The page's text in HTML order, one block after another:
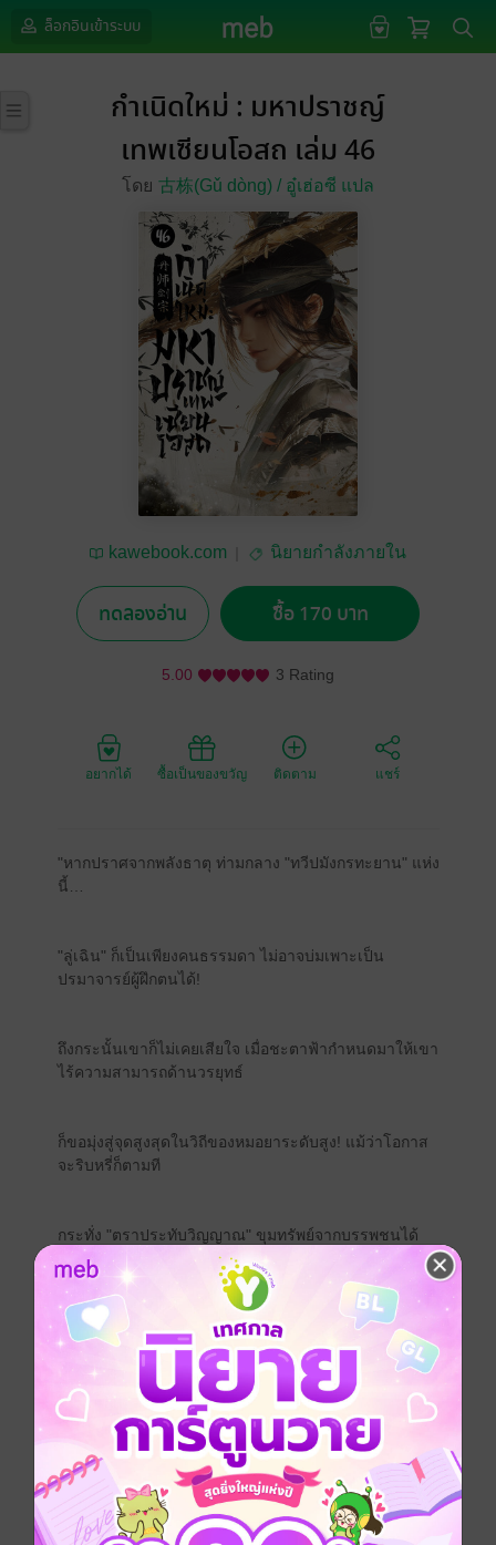
ล็อกอินเข้าระบบ
กำเนิดใหม่ : มหาปราชญ์
เทพเซียนโอสถ เล่ม 46
โดย 古栋(Gǔ dòng) / อู๋เฮ่อซี แปล
kawebook.com นิยายกำลังภายใน
ทดลองอ่าน ซื้อ 170 บาท
5.00 3 Rating
อยากได้ ซื้อเป็นของขวัญ ติดตาม แชร์
"หากปราศจากพลังธาตุ ท่ามกลาง "ทวีปมังกรทะยาน" แห่ง
นี้…
"ลู่เฉิน" ก็เป็นเพียงคนธรรมดา ไม่อาจบ่มเพาะเป็น
ปรมาจารย์ผู้ฝึกตนได้!
ถึงกระนั้นเขาก็ไม่เคยเสียใจ เมื่อชะตาฟ้ากำหนดมาให้เขา
ไร้ความสามารถด้านวรยุทธ์
ก็ขอมุ่งสู่จุดสูงสุดในวิถีของหมอยาระดับสูง! แม้ว่าโอกาส
จะริบหรี่ก็ตามที
กระทั่ง "ตราประทับวิญญาณ" ขุมทรัพย์จากบรรพชนได้
เข้ามาพลิกชีวิต…
สมบัติตกทอดนับหมื่นปีชิ้นนี้ ทั่วทั้งยุทธภพหาเคยมีผู้ใด
สามารถดูดซับพลังได้ไม่!
สวรรค์กลับลิขิตให้หนุ่มไร้พลังเป็นผู้เปิดผนึกวิญญาณ
เอกภพ ขุมพลังที่มหาเทพยังต้องหวาดกลัว!
บัดนี้… เขามีพร้อมสรรพ ทั้งร่างปัญจธาตุทั้งห้าผสานกับ
เคล็ดวิชาแห่งจักรวาล